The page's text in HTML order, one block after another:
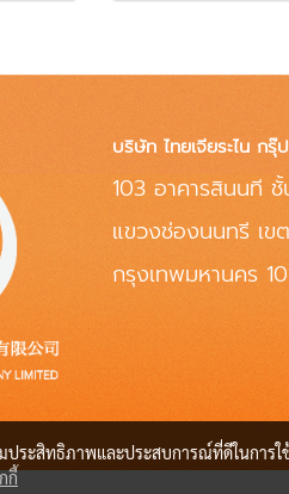
บริษัท ไทยเจียระไน ก
103 อาคารสินนที
แขวงช่องนนทรี เข
กรุงเทพมหานคร
ประสิทธิภาพและประสบการณ์ที่ดีในการ
กี้